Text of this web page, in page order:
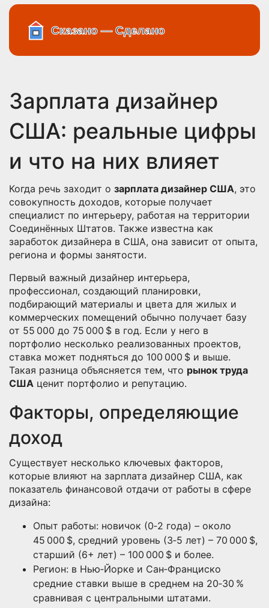
Зарплата дизайнер
США: реальные цифры
и что на них влияет
Когда речь заходит о зарплата дизайнер США, это
совокупность доходов, которые получает
специалист по интерьеру, работая на территории
Соединённых Штатов. Также известна как
заработок дизайнера в США, она зависит от опыта,
региона и формы занятости.
Первый важный дизайнер интерьера,
профессионал, создающий планировки,
подбирающий материалы и цвета для жилых и
коммерческих помещений обычно получает базу
от 55 000 до 75 000 $ в год. Если у него в
портфолио несколько реализованных проектов,
ставка может подняться до 100 000 $ и выше.
Такая разница объясняется тем, что рынок труда
США ценит портфолио и репутацию.
Факторы, определяющие
доход
Существует несколько ключевых факторов,
которые влияют на зарплата дизайнер США, как
показатель финансовой отдачи от работы в сфере
дизайна:
Опыт работы: новичок (0‑2 года) – около
45 000 $, средний уровень (3‑5 лет) – 70 000 $,
старший (6+ лет) – 100 000 $ и более.
Регион: в Нью‑Йорке и Сан‑Франциско
средние ставки выше в среднем на 20‑30 %
сравнивая с центральными штатами.